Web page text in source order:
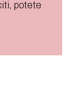
potete